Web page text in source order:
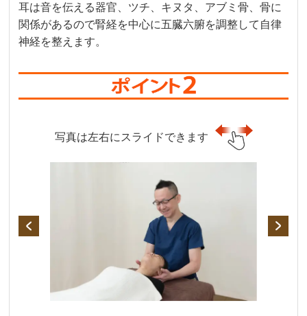
耳は音を伝える器官、ツチ、キヌタ、アブミ骨、骨に
関係があるので腎経を中心に五臓六腑を調整して自律
神経を整えます。
写真は左右にスライドできます